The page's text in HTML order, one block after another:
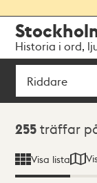
navigationen
huvudinnehållet
Historia i ord,
Sök
Sökresultat
255 träffar
Visa lista